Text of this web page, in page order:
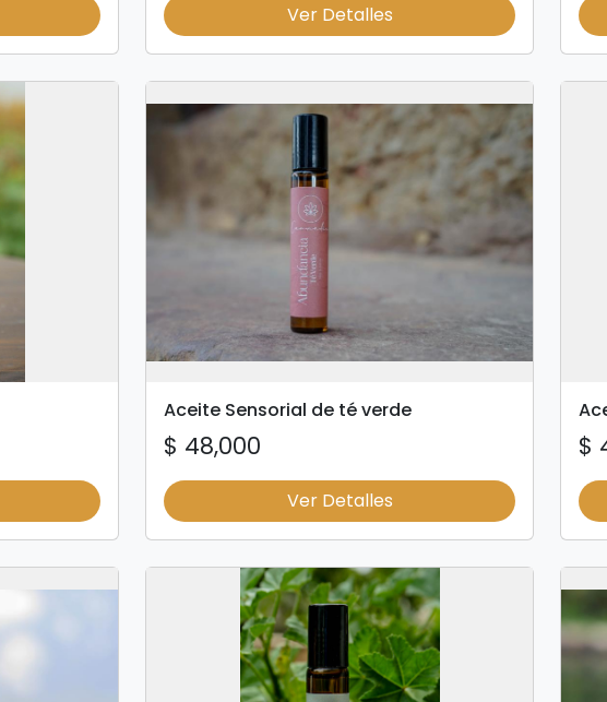
Ver Detalles
Aceite Sensorial de té verde
$ 48,000
Ver Detalles
$